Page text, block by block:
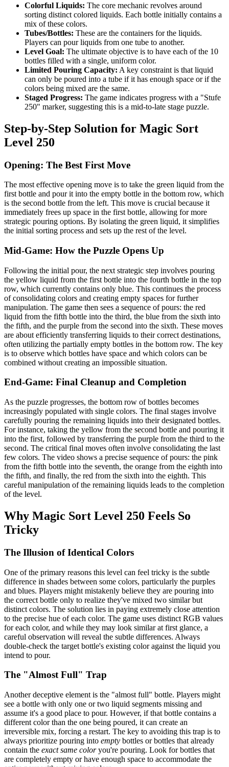
Colorful Liquids: The core mechanic revolves around
sorting distinct colored liquids. Each bottle initially contains a
mix of these colors.
Tubes/Bottles: These are the containers for the liquids.
Players can pour liquids from one tube to another.
Level Goal: The ultimate objective is to have each of the 10
bottles filled with a single, uniform color.
Limited Pouring Capacity: A key constraint is that liquid
can only be poured into a tube if it has enough space or if the
colors being mixed are the same.
Staged Progress: The game indicates progress with a "Stufe
250" marker, suggesting this is a mid-to-late stage puzzle.
Step-by-Step Solution for Magic Sort
Level 250
Opening: The Best First Move
The most effective opening move is to take the green liquid from the
first bottle and pour it into the empty bottle in the bottom row, which
is the second bottle from the left. This move is crucial because it
immediately frees up space in the first bottle, allowing for more
strategic pouring options. By isolating the green liquid, it simplifies
the initial sorting process and sets up the rest of the level.
Mid-Game: How the Puzzle Opens Up
Following the initial pour, the next strategic step involves pouring
the yellow liquid from the first bottle into the fourth bottle in the top
row, which currently contains only blue. This continues the process
of consolidating colors and creating empty spaces for further
manipulation. The game then sees a sequence of pours: the red
liquid from the fifth bottle into the third, the blue from the sixth into
the fifth, and the purple from the second into the sixth. These moves
are about efficiently transferring liquids to their correct destinations,
often utilizing the partially empty bottles in the bottom row. The key
is to observe which bottles have space and which colors can be
combined without creating an impossible situation.
End-Game: Final Cleanup and Completion
As the puzzle progresses, the bottom row of bottles becomes
increasingly populated with single colors. The final stages involve
carefully pouring the remaining liquids into their designated bottles.
For instance, taking the yellow from the second bottle and pouring it
into the first, followed by transferring the purple from the third to the
second. The critical final moves often involve consolidating the last
few colors. The video shows a precise sequence of pours: the pink
from the fifth bottle into the seventh, the orange from the eighth into
the fifth, and finally, the red from the sixth into the eighth. This
careful manipulation of the remaining liquids leads to the completion
of the level.
Why Magic Sort Level 250 Feels So
Tricky
The Illusion of Identical Colors
One of the primary reasons this level can feel tricky is the subtle
difference in shades between some colors, particularly the purples
and blues. Players might mistakenly believe they are pouring into
the correct bottle only to realize they've mixed two similar but
distinct colors. The solution lies in paying extremely close attention
to the precise hue of each color. The game uses distinct RGB values
for each color, and while they may look similar at first glance, a
careful observation will reveal the subtle differences. Always
double-check the target bottle's existing color against the liquid you
intend to pour.
The "Almost Full" Trap
Another deceptive element is the "almost full" bottle. Players might
see a bottle with only one or two liquid segments missing and
assume it's a good place to pour. However, if that bottle contains a
different color than the one being poured, it can create an
irreversible mix, forcing a restart. The key to avoiding this trap is to
always prioritize pouring into empty bottles or bottles that already
contain the exact same coloryou're pouring. Look for bottles that
are completely empty or have enough space to accommodate the